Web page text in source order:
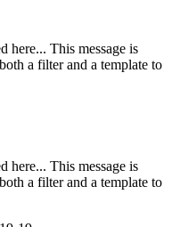
here... This message is
a filter and a template to
here... This message is
a filter and a template to